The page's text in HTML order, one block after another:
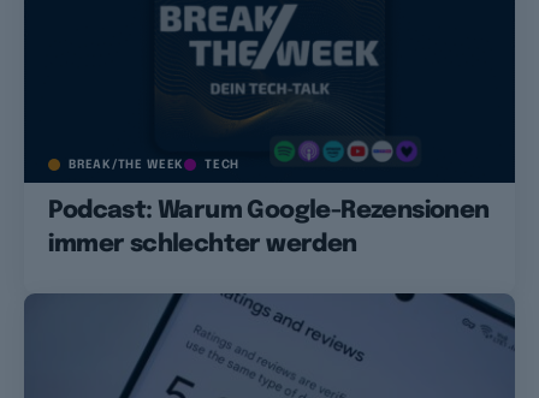
BREAK/THE WEEK TECH
Podcast: Warum Google-Rezensionen
immer schlechter werden